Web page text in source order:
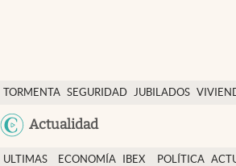
TORMENTA SEGURIDAD JUBILADOS
Actualidad
Economía y finanzas
Política
Actualidad
ULTIMAS
ECONOMÍA
IBEX
POLÍTICA